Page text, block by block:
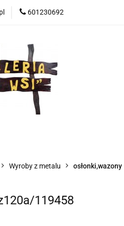
601230692
Wyroby z metalu osłonki,wazony
119458